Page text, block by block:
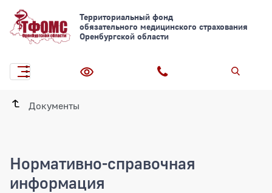
Территориальный фонд
обязательного медицинского страхования
Оренбургской области
Документы
Нормативно-справочная
информация